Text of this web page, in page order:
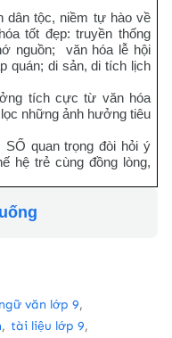
dân tộc, niềm tự hào về
tốt đẹp: truyền thống
nguồn; văn hóa lễ hội
quán; di sản, di tích lịch
tích cực từ văn hóa
những ảnh hưởng tiêu
quan trọng đòi hỏi ý
hệ trẻ cùng đồng lòng,
ngữ văn lớp 9
tài liệu lớp 9